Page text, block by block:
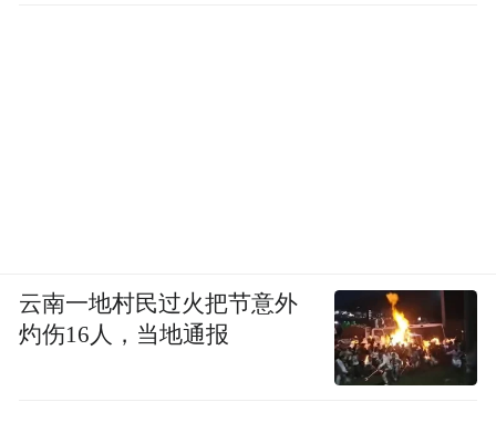
云南一地村民过火把节意外
灼伤16人，当地通报